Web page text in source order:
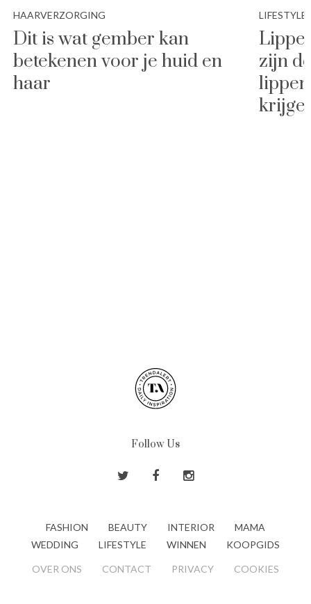
HAARVERZORGING
Dit is wat gember kan
betekenen voor je huid en
haar
LIFESTYLE
zijn
Follow Us
FASHION BEAUTY INTERIOR
MAMA
WEDDING
LIFESTYLE WINNEN KOOPGIDS
OVER ONS CONTACT PRIVACY COOKIES